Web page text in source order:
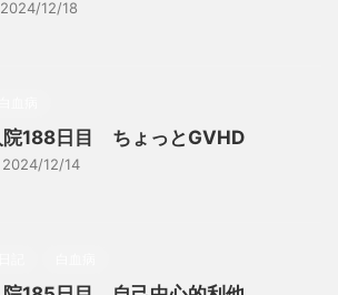
2024/12/18
院188日目 ちょっとGVHD
2024/12/14